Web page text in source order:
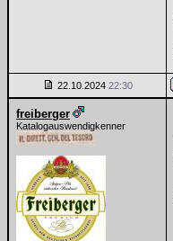
22.10.2024 22:30
freiberger
Katalogauswendigkenner